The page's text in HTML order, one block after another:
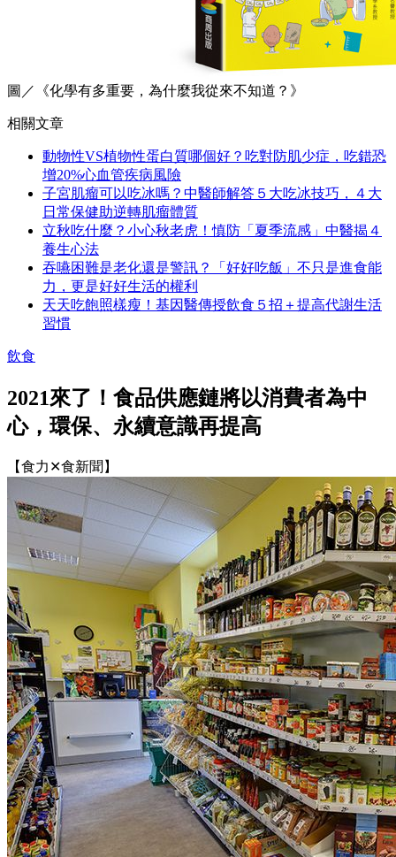
圖／《化學有多重要，為什麼我從來不知道？》
相關文章
動物性VS植物性蛋白質哪個好？吃對防肌少症，吃錯恐
增20%心血管疾病風險
子宮肌瘤可以吃冰嗎？中醫師解答５大吃冰技巧，４大
日常保健助逆轉肌瘤體質
立秋吃什麼？小心秋老虎！慎防「夏季流感」中醫揭４
養生心法
吞嚥困難是老化還是警訊？「好好吃飯」不只是進食能
力，更是好好生活的權利
天天吃飽照樣瘦！基因醫傳授飲食５招＋提高代謝生活
習慣
飲食
2021來了！食品供應鏈將以消費者為中
心，環保、永續意識再提高
【食力✕食新聞】